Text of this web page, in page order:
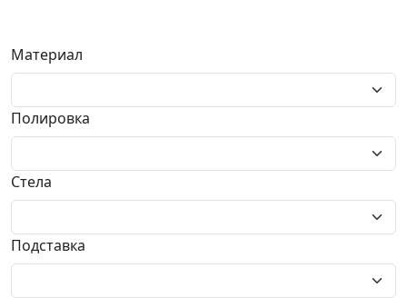
Материал
Полировка
Стела
Подставка